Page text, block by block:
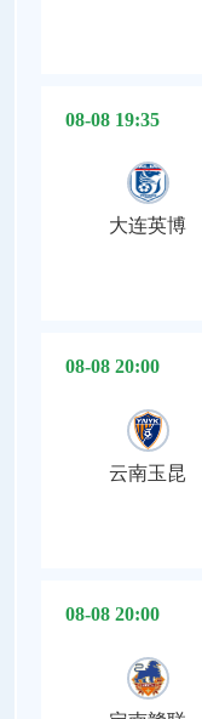
08-08 19:35
大连英博
08-08 20:00
云南玉昆
08-08 20:00